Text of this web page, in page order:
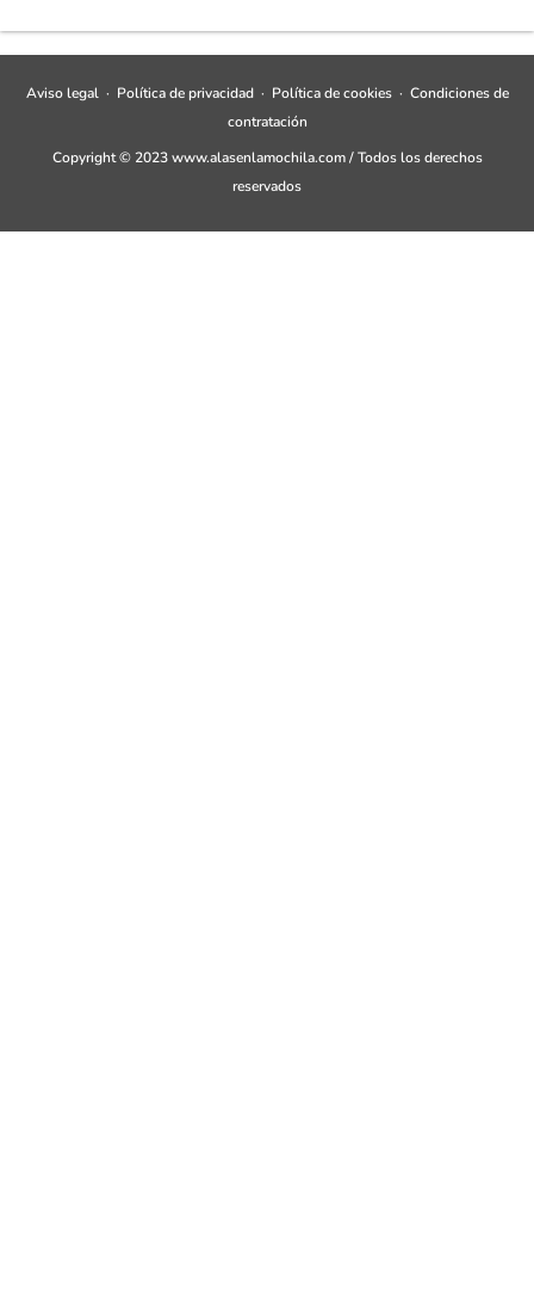
Aviso legal · Política de privacidad· Política de cookies· Condiciones de
contratación
Copyright © 2023 www.alasenlamochila.com / Todos los derechos
reservados